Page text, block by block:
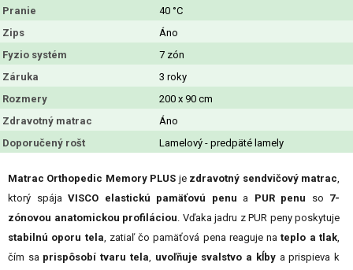
Pranie
40 °C
Zips
Áno
Fyzio systém
7 zón
Záruka
3 roky
Rozmery
200 x 90 cm
Zdravotný matrac
Áno
Doporučený rošt
Lamelový - predpäté lamely
Matrac Orthopedic Memory PLUS je zdravotný sendvičový matrac,
ktorý spája VISCO elastickú pamäťovú penu a PUR penu so 7-
zónovou anatomickou profiláciou. Vďaka jadru z PUR peny poskytuje
stabilnú oporu tela, zatiaľ čo pamäťová pena reaguje nateplo a tlak,
čím sa prispôsobí tvaru tela, uvoľňuje svalstvo a kĺbya prispieva k